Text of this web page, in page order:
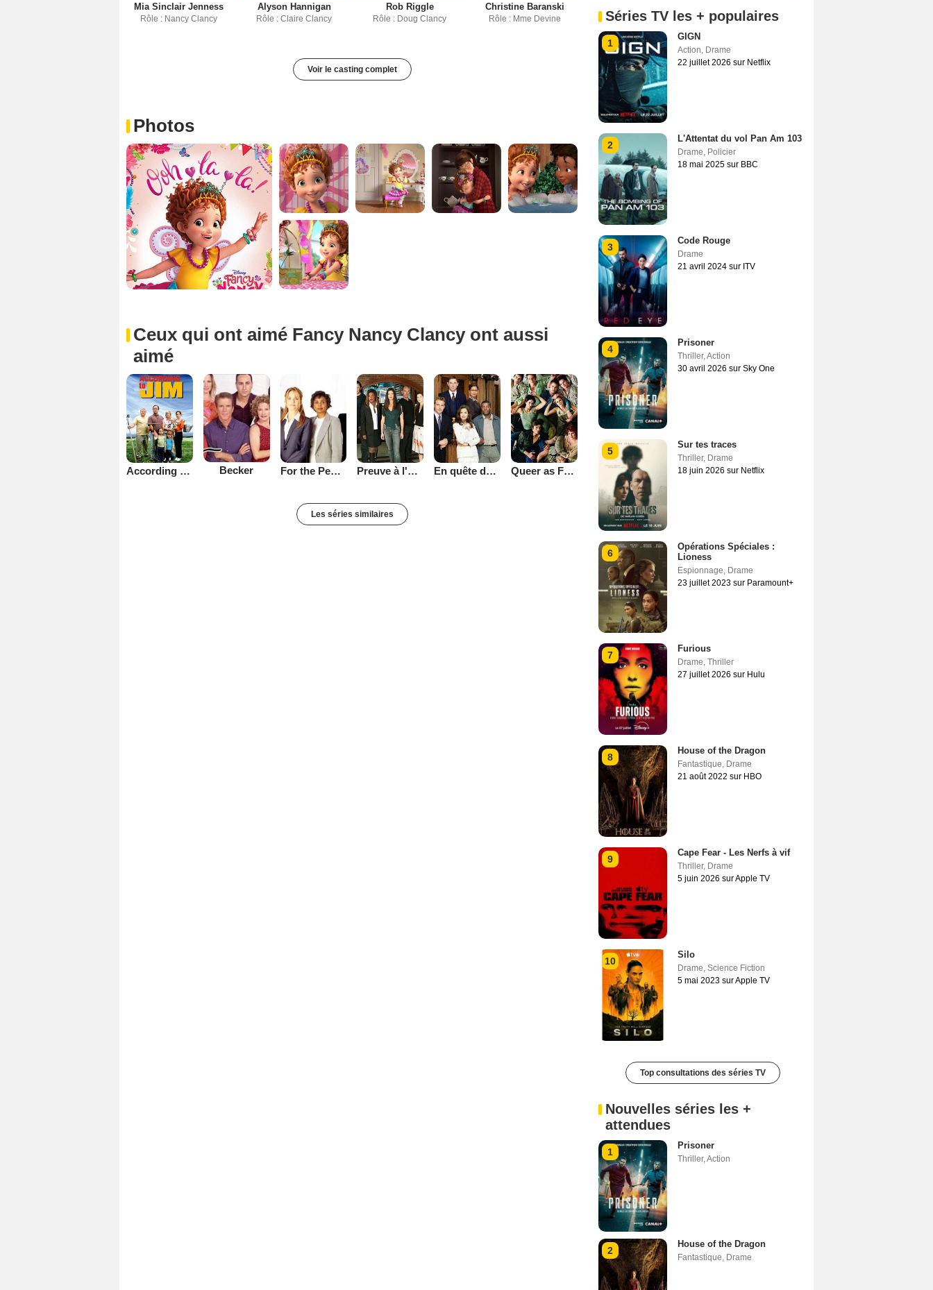
Mia Sinclair Jenness
Rôle : Nancy Clancy
Alyson Hannigan
Rôle : Claire Clancy
Rob Riggle
Rôle : Doug Clancy
Christine Baranski
Rôle : Mme Devine
Voir le casting complet
Photos
Ceux qui ont aimé Fancy Nancy Clancy ont aussi
aimé
According to Jim Becker For the People (2002) Preuve à l'appui En quête de justice Queer as Folk (2000)
Les séries similaires
Séries TV les + populaires
1
GIGN
Action, Drame
22 juillet 2026 sur Netflix
2
L'Attentat du vol Pan Am 103
Drame, Policier
18 mai 2025 sur BBC
3
Code Rouge
Drame
21 avril 2024 sur ITV
4
Prisoner
Thriller,Action
30 avril 2026 sur Sky One
5
Sur tes traces
Thriller, Drame
18 juin 2026 sur Netflix
6
Opérations Spéciales :
Lioness
Espionnage, Drame
23 juillet 2023 sur Paramount+
7
Furious
Drame, Thriller
27 juillet 2026 sur Hulu
8
House of the Dragon
Fantastique, Drame
21 août 2022 sur HBO
9
Cape Fear - Les Nerfs à vif
Thriller, Drame
5 juin 2026 sur Apple TV
10
Silo
Drame, Science Fiction
5 mai 2023 sur Apple TV
Top consultations des séries TV
Nouvelles séries les +
attendues
1
Prisoner
Thriller,Action
2
House of the Dragon
Fantastique, Drame